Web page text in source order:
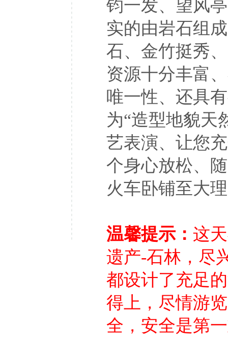
钧一发、望风
实的由岩石组
石、金竹挺秀
资源十分丰富
唯一性、还具
为“造型地貌天
艺表演、让您
个身心放松、
火车卧铺至大
温馨提示： 这
遗产-石林，尽
都设计了充足
得上，尽情游
全，安全是第